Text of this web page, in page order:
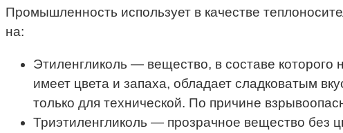
Промышленность использует в качестве
на:
Этиленгликоль — вещество, в составе
имеет цвета и запаха, обладает сладковатым
только для технической. По причине
Триэтиленгликоль — прозрачное вещество без